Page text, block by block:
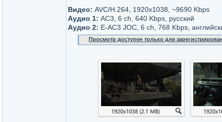
Видео: AVC/H.264, 1920x1038, ~9690 Kbps
Аудио 1: AC3, 6 ch, 640 Kbps, русский
Аудио 2: E-AC3 JOC, 6 ch, 768 Kbps,
Просмотр доступен только для